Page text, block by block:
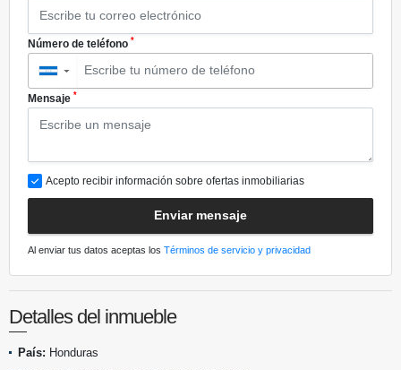
Número de teléfono *
▼
Mensaje *
Acepto recibir información sobre ofertas inmobiliarias
Enviar mensaje
Al enviar tus datos aceptas los Términos de servicio y privacidad
Detalles del inmueble
País: Honduras